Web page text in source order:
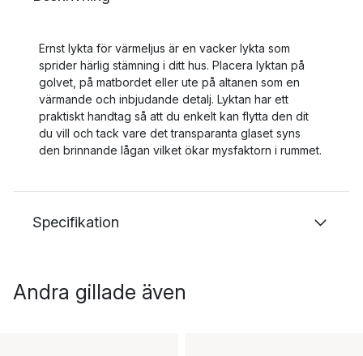
Ernst lykta för värmeljus är en vacker lykta som
sprider härlig stämning i ditt hus. Placera lyktan på
golvet, på matbordet eller ute på altanen som en
värmande och inbjudande detalj. Lyktan har ett
praktiskt handtag så att du enkelt kan flytta den dit
du vill och tack vare det transparanta glaset syns
den brinnande lågan vilket ökar mysfaktorn i rummet.
Specifikation
Andra gillade även